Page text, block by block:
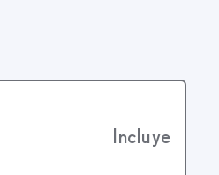
Incluye